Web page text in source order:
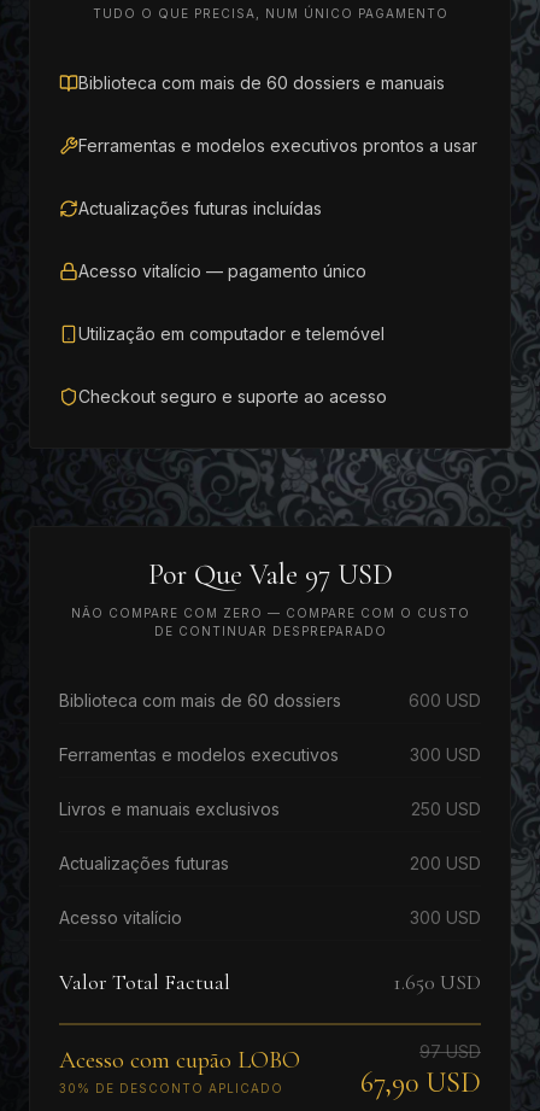
TUDO O QUE PRECISA, NUM ÚNICO PAGAMENTO
Biblioteca com mais de 60 dossiers e manuais
Ferramentas e modelos executivos prontos a usar
Actualizações futuras incluídas
Acesso vitalício — pagamento único
Utilização em computador e telemóvel
Checkout seguro e suporte ao acesso
Por Que Vale 97 USD
NÃO COMPARE COM ZERO — COMPARE COM O CUSTO
DE CONTINUAR DESPREPARADO
Biblioteca com mais de 60 dossiers 600 USD
Ferramentas e modelos executivos 300 USD
Livros e manuais exclusivos 250 USD
Actualizações futuras 200 USD
Acesso vitalício 300 USD
Valor Total Factual 1.650 USD
Acesso com cupão LOBO
30% DE DESCONTO APLICADO
97 USD
67,90 USD